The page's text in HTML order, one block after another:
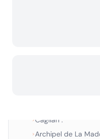
Plus d'excellents
Découvrez la
Le camping
Sites
›Cagliari :
›Archipel de La